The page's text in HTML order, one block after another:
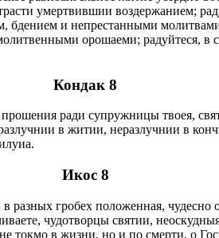
умертвившии воздержанием;
и непрестанными
орошаеми; радуйтеся,
Кондак 8
ради супружницы твоея,
в житии, неразлучнии в
Икос 8
разных гробех положенная,
чудотворцы святии,
токмо в жизни, но и по смерти, о